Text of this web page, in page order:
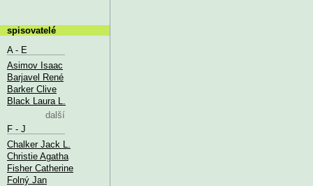
spisovatelé
A - E
Asimov Isaac
Barjavel René
Barker Clive
Black Laura L.
další
F - J
Chalker Jack L.
Christie Agatha
Fisher Catherine
Folný Jan